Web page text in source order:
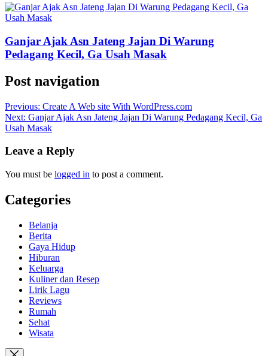
Ganjar Ajak Asn Jateng Jajan Di Warung
Pedagang Kecil, Ga Usah Masak
Post navigation
Previous: Create A Web site With WordPress.com
Next: Ganjar Ajak Asn Jateng Jajan Di Warung Pedagang Kecil, Ga
Usah Masak
Leave a Reply
You must be logged in to post a comment.
Categories
Belanja
Berita
Gaya Hidup
Hiburan
Keluarga
Kuliner dan Resep
Lirik Lagu
Reviews
Rumah
Sehat
Wisata